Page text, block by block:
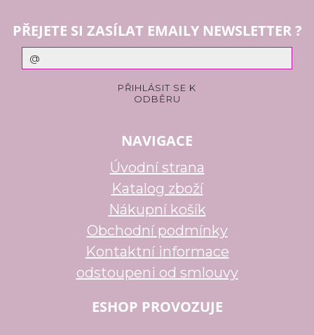
PŘEJETE SI ZASÍLAT EMAILY NEWSLETTER ?
NAVIGACE
Úvodní strana
Katalog zboží
Nákupní košík
Obchodní podmínky
Kontaktní informace
odstoupeni od smlouvy
ESHOP PROVOZUJE